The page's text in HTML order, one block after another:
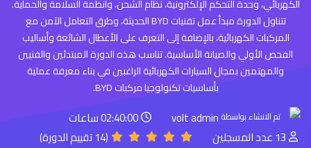
الكهربائي، وحدة التحكم الإلكترونية، نظام الشحن، وأنظمة السلامة والحماية.
تتناول الدورة مبدأ عمل تقنيات BYD الحديثة، وطرق التعامل الآمن مع
المركبات الكهربائية، بالإضافة إلى التعرف على الأعطال الشائعة وأساليب
الفحص الأولي والصيانة الأساسية. تناسب هذه الدورة المبتدئين والفنيين
والمهتمين بمجال السيارات الكهربائية الراغبين في بناء معرفة عملية
بأساسيات تكنولوجيا مركبات BYD.
تم الانشاء بواسطة volt admin
02:40:00 ساعات
13 عدد المسجلين
(14 تقييم الدورة)